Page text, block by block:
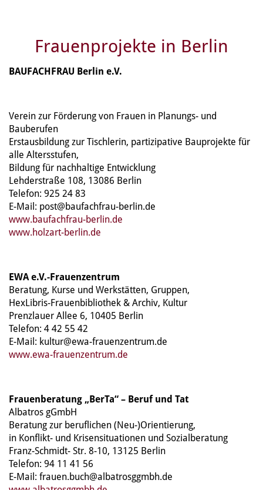
Frauenprojekte in Berlin
BAUFACHFRAU Berlin e.V.
Verein zur Förderung von Frauen in Planungs- und
Bauberufen
Erstausbildung zur Tischlerin, partizipative Bauprojekte für
alle Altersstufen,
Bildung für nachhaltige Entwicklung
Lehderstraße 108, 13086 Berlin
Telefon: 925 24 83
E-Mail: post@baufachfrau-berlin.de
www.baufachfrau-berlin.de
www.holzart-berlin.de
EWA e.V.-Frauenzentrum
Beratung, Kurse und Werkstätten, Gruppen,
HexLibris-Frauenbibliothek & Archiv, Kultur
Prenzlauer Allee 6, 10405 Berlin
Telefon: 4 42 55 42
E-Mail: kultur@ewa-frauenzentrum.de
www.ewa-frauenzentrum.de
Frauenberatung „BerTa“ – Beruf und Tat
Albatros gGmbH
Beratung zur beruflichen (Neu-)Orientierung,
in Konflikt- und Krisensituationen und Sozialberatung
Franz-Schmidt- Str. 8-10, 13125 Berlin
Telefon: 94 11 41 56
E-Mail: frauen.buch@albatrosggmbh.de